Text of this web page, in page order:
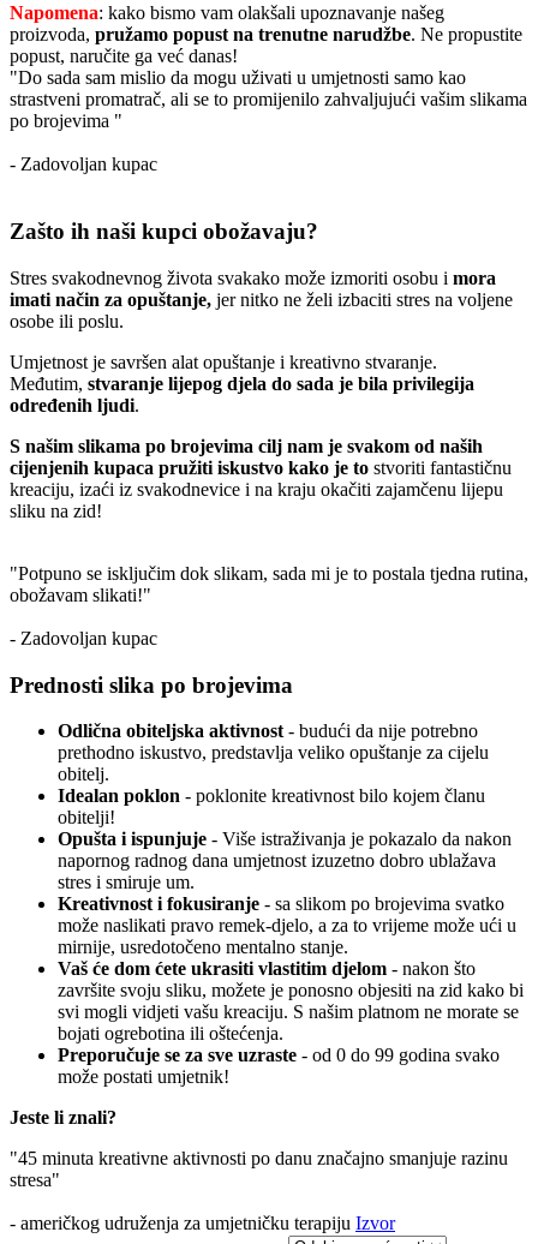
Napomena: kako bismo vam olakšali upoznavanje našeg
proizvoda, pružamo popust na trenutne narudžbe. Ne propustite
popust, naručite ga već danas!
"Do sada sam mislio da mogu uživati u umjetnosti samo kao
strastveni promatrač, ali se to promijenilo zahvaljujući vašim slikama
po brojevima "
- Zadovoljan kupac
Zašto ih naši kupci obožavaju?
Stres svakodnevnog života svakako može izmoriti osobu i mora
imati način za opuštanje, jer nitko ne želi izbaciti stres na voljene
osobe ili poslu.
Umjetnost je savršen alat opuštanje i kreativno stvaranje.
Međutim, stvaranje lijepog djela do sada je bila privilegija
određenih ljudi.
S našim slikama po brojevima cilj nam je svakom od naših
cijenjenih kupaca pružiti iskustvo kako je to stvoriti fantastičnu
kreaciju, izaći iz svakodnevice i na kraju okačiti zajamčenu lijepu
sliku na zid!
"Potpuno se isključim dok slikam, sada mi je to postala tjedna rutina,
obožavam slikati!"
- Zadovoljan kupac
Prednosti slika po brojevima
Odlična obiteljska aktivnost- budući da nije potrebno
prethodno iskustvo, predstavlja veliko opuštanje za cijelu
obitelj.
Idealan poklon - poklonite kreativnost bilo kojem članu
obitelji!
Opušta i ispunjuje - Više istraživanja je pokazalo da nakon
napornog radnog dana umjetnost izuzetno dobro ublažava
stres i smiruje um.
Kreativnost i fokusiranje - sa slikom po brojevima svatko
može naslikati pravo remek-djelo, a za to vrijeme može ući u
mirnije, usredotočeno mentalno stanje.
Vaš će dom ćete ukrasiti vlastitim djelom - nakon što
završite svoju sliku, možete je ponosno objesiti na zid kako bi
svi mogli vidjeti vašu kreaciju. S našim platnom ne morate se
bojati ogrebotina ili oštećenja.
Preporučuje se za sve uzraste - od 0 do 99 godina svako
može postati umjetnik!
Jeste li znali?
"45 minuta kreativne aktivnosti po danu značajno smanjuje razinu
stresa"
- američkog udruženja za umjetničku terapiju Izvor